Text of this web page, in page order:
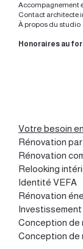
Accompagnement
Contact architecte
À propos du studio
Honoraires au
Votre besoin
Rénovation
Rénovation
Relooking
Identité VEFA
Rénovation
Conception de
Conception de